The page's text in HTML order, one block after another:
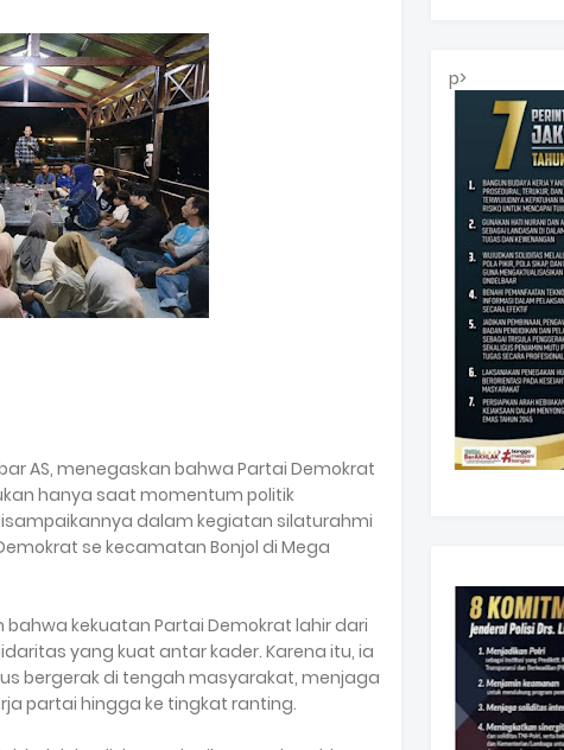
AS, menegaskan bahwa Partai Demokrat
hanya saat momentum politik
dalam kegiatan silaturahmi
se kecamatan Bonjol di Mega
kekuatan Partai Demokrat lahir dari
yang kuat antar kader. Karena itu, ia
bergerak di tengah masyarakat, menjaga
partai hingga ke tingkat ranting.
p>